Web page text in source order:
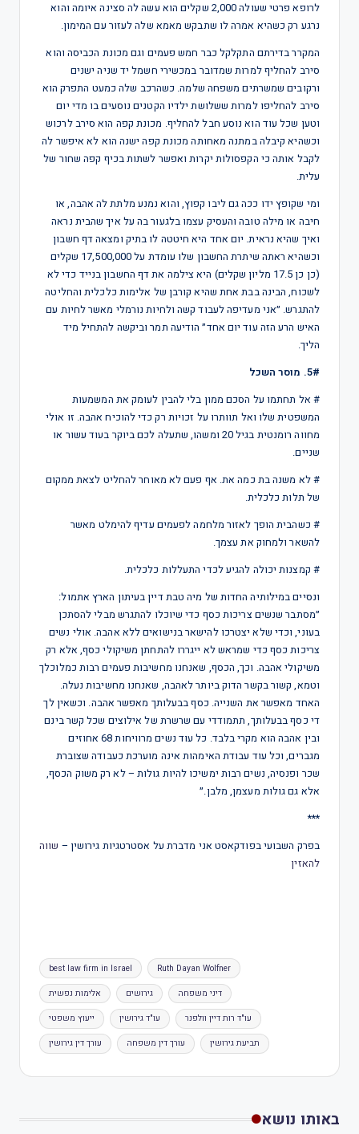
לרופא פרטי שעולה 2,000 שקלים הוא עשה לה סצינה איומה והוא
נרגע רק כשהיא אמרה לו שתבקש מאמא שלה לעזור עם המימון.
המקרר בדירתם התקלקל כבר חמש פעמים וגם מכונת הכביסה והוא
סירב להחליף למרות שמדובר במכשירי חשמל יד שניה ישנים
ורקובים שמשרתים משפחה שלמה. כשהרכב שלה כמעט התפרק הוא
סירב להחליפו למרות ששלושת ילדיו הקטנים נוסעים בו מדי יום
וטען שכל עוד הוא נוסע חבל להחליף. מכונת קפה הוא סירב לרכוש
וכשהיא קיבלה במתנה מאחותה מכונת קפה ישנה הוא לא איפשר לה
לקבל אותה כי הקפסולות יקרות ואפשר לשתות בכיף קפה שחור של
עלית.
ומי שקופץ ידו ככה גם ליבו קפוץ, והוא נמנע מלתת לה אהבה, או
חיבה או מילה טובה והעסיק עצמו בלגעור בה על איך שהבית נראה
ואיך שהיא נראית. יום אחד היא חיטטה לו בתיק ומצאה דף חשבון
וכשהיא ראתה שיתרת החשבון שלו עומדת על 17,500,000 שקלים
(כן כן 17.5 מליון שקלים) היא צילמה את דף החשבון בנייד כדי לא
לשכוח, הבינה בבת אחת שהיא קורבן של אלימות כלכלית והחליטה
להתגרש. ״אני מעדיפה לעבוד קשה ולחיות נורמלי מאשר לחיות עם
האיש הרע הזה עוד יום אחד״ הודיעה תמר וביקשה להתחיל מיד
הליך.
5#. מוסר השכל
# אל תחתמו על הסכם ממון בלי להבין לעומק את המשמעות
המשפטית שלו ואל תוותרו על זכויות רק כדי להוכיח אהבה. זו אולי
מחווה רומנטית בגיל 20 ומשהו, שתעלה לכם ביוקר בעוד עשור או
שניים.
# לא משנה בת כמה את. אף פעם לא מאוחר להחליט לצאת ממקום
של תלות כלכלית.
# כשהבית הופך לאזור מלחמה לפעמים עדיף להימלט מאשר
להשאר ולמחוק את עצמך.
# קמצנות יכולה להגיע לכדי התעללות כלכלית.
ונסיים במילותיה החדות של מיה טבת דיין בעיתון הארץ אתמול:
״מסתבר שנשים צריכות כסף כדי שיוכלו להתגרש מבלי להסתכן
בעוני, וכדי שלא יצטרכו להישאר בנישואים ללא אהבה. אולי נשים
צריכות כסף כדי שמראש לא ייגררו להתחתן משיקולי כסף, אלא רק
משיקולי אהבה. וכך, הכסף, שאנחנו מחשיבות פעמים רבות כמלוכלך
וטמא, קשור בקשר הדוק ביותר לאהבה, שאנחנו מחשיבות נעלה.
האחד מאפשר את השנייה. כסף בבעלותך מאפשר אהבה. וכשאין לך
די כסף בבעלותך, תתמודדי עם שרשרת של אילוצים שכל קשר בינם
ובין אהבה הוא מקרי בלבד. כל עוד נשים מרוויחות 68 אחוזים
מגברים, וכל עוד עבודת האימהות אינה מוערכת כעבודה שצוברת
שכר ופנסיה, נשים רבות ימשיכו להיות גולות – לא רק משוק הכסף,
אלא גם גולות מעצמן, מלבן.״
***
בפרק השבועי בפודקאסט אני מדברת על אסטרטגיות גירושין – שווה
להאזין
best law firm in Israel Ruth Dayan Wolfner
אלימות נפשית גירושים דיני משפחה
ייעוץ משפטי עו"ד גירושין עו"ד רות דיין וולפנר
עורך דין גירושין עורך דין משפחה תביעת גירושין
באותו נושא